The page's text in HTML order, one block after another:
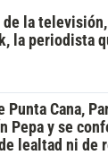
de la
la periodista
Punta Cana,
Pepa y se
lealtad ni de